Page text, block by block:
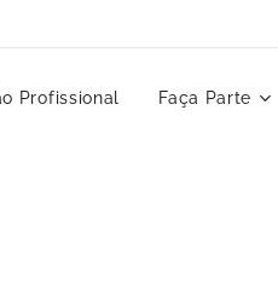
Profissional Faça Parte